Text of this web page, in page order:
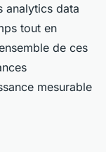
analytics data
tout en
de ces
mesurable